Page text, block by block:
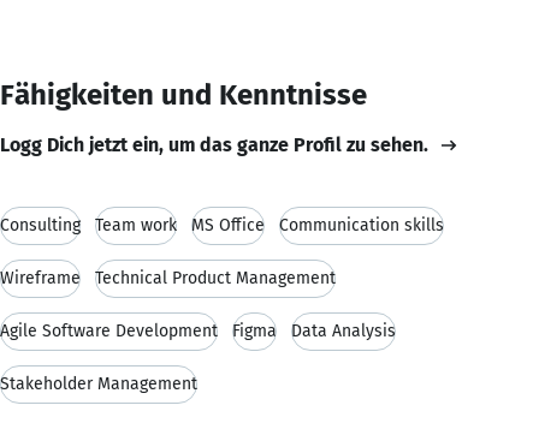
Fähigkeiten und Kenntnisse
Logg Dich jetzt ein, um das ganze Profil zu sehen.
Consulting Team work MS Office Communication skills
Wireframe Technical Product Management
Agile Software Development Figma Data Analysis
Stakeholder Management